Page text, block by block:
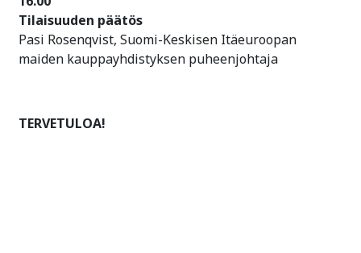
Tilaisuuden päätös
Pasi Rosenqvist, Suomi-Keskisen Itäeuroopan
maiden kauppayhdistyksen puheenjohtaja
TERVETULOA!